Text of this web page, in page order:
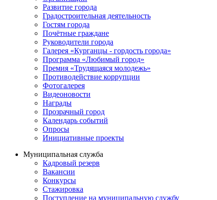
Развитие города
Градостроительная деятельность
Гостям города
Почётные граждане
Руководители города
Галерея «Курганцы - гордость города»
Программа «Любимый город»
Премия «Трудящаяся молодежь»
Противодействие коррупции
Фотогалерея
Видеоновости
Награды
Прозрачный город
Календарь событий
Опросы
Инициативные проекты
Муниципальная служба
Кадровый резерв
Вакансии
Конкурсы
Стажировка
Поступление на муниципальную службу